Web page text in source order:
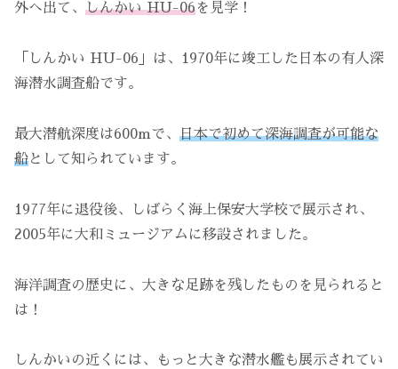
外へ出て、 しんかい HU-06を見学！
「しんかい HU-06」は、1970年に竣工した日本の有人深
海潜水調査船です。
最大潜航深度は600mで、 日本で初めて深海調査が可能な
船として知られています。
1977年に退役後、しばらく海上保安大学校で展示され、
2005年に大和ミュージアムに移設されました。
海洋調査の歴史に、大きな足跡を残したものを見られると
は！
しんかいの近くには、もっと大きな潜水艦も展示されてい